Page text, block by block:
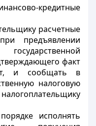
кредитные
расчетные
предъявлении
факт
и сообщать в
налоговую
исполнять